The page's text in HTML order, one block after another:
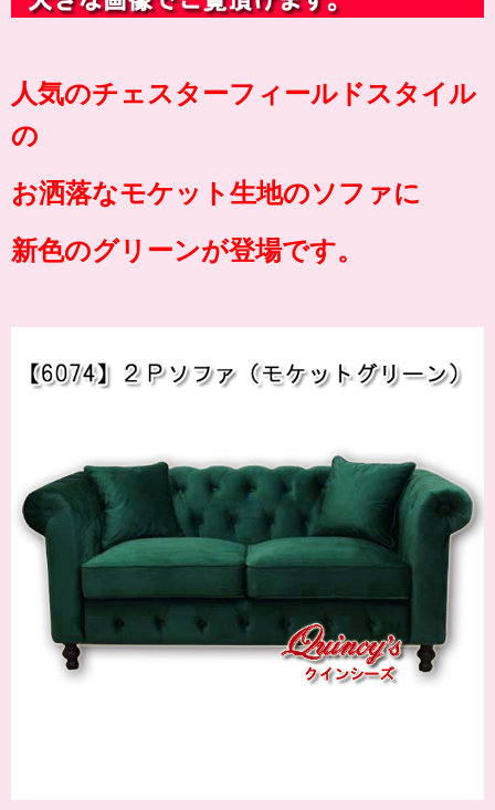
人気のチェスターフィールドスタイル
の
お洒落なモケット生地のソファに
新色のグリーンが登場です。